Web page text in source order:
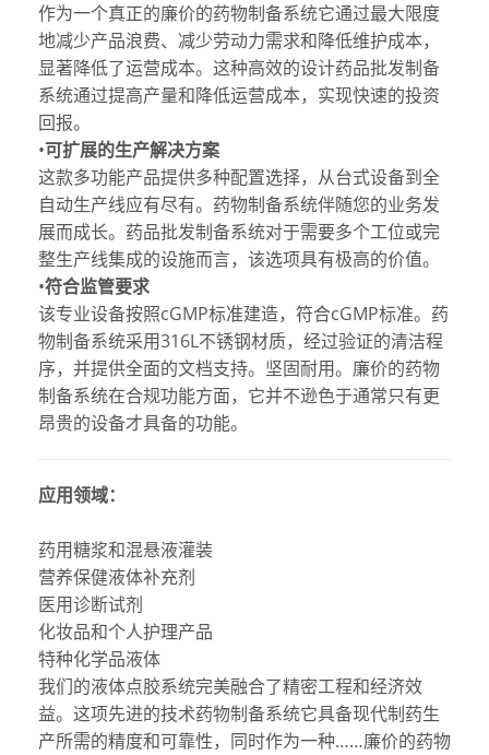
作为一个真正的廉价的药物制备系统它通过最大限度
地减少产品浪费、减少劳动力需求和降低维护成本，
显著降低了运营成本。这种高效的设计药品批发制备
系统通过提高产量和降低运营成本，实现快速的投资
回报。
•可扩展的生产解决方案
这款多功能产品提供多种配置选择，从台式设备到全
自动生产线应有尽有。 药物制备系统伴随您的业务发
展而成长。 药品批发制备系统对于需要多个工位或完
整生产线集成的设施而言，该选项具有极高的价值。
•符合监管要求
该专业设备按照cGMP标准建造，符合cGMP标准。 药
物制备系统采用316L不锈钢材质，经过验证的清洁程
序，并提供全面的文档支持。坚固耐用。 廉价的药物
制备系统在合规功能方面，它并不逊色于通常只有更
昂贵的设备才具备的功能。
应用领域：
药用糖浆和混悬液灌装
营养保健液体补充剂
医用诊断试剂
化妆品和个人护理产品
特种化学品液体
我们的液体点胶系统完美融合了精密工程和经济效
益。这项先进的技术药物制备系统它具备现代制药生
产所需的精度和可靠性，同时作为一种……廉价的药物